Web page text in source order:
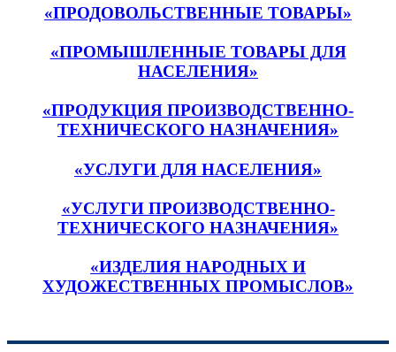
«ПРОДОВОЛЬСТВЕННЫЕ ТОВАРЫ»
«ПРОМЫШЛЕННЫЕ ТОВАРЫ ДЛЯ
НАСЕЛЕНИЯ»
«ПРОДУКЦИЯ ПРОИЗВОДСТВЕННО-
ТЕХНИЧЕСКОГО НАЗНАЧЕНИЯ»
«УСЛУГИ ДЛЯ НАСЕЛЕНИЯ»
«УСЛУГИ ПРОИЗВОДСТВЕННО-
ТЕХНИЧЕСКОГО НАЗНАЧЕНИЯ»
«ИЗДЕЛИЯ НАРОДНЫХ И
ХУДОЖЕСТВЕННЫХ ПРОМЫСЛОВ»